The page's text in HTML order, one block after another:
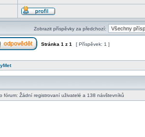
Zobrazit příspěvky za předchozí:
Stránka 1 z 1 [ Příspěvek: 1 ]
fórum: Žádní registrovaní uživatelé a 138 návštevníků